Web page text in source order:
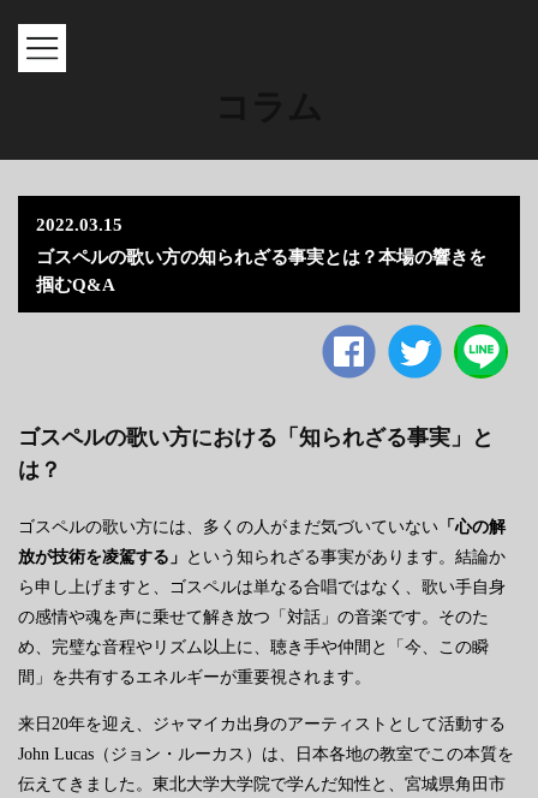
2022.03.15
ゴスペルの歌い方の知られざる事実とは？本場の響きを
掴むQ&A
ゴスペルの歌い方における「知られざる事実」と
は？
ゴスペルの歌い方には、多くの人がまだ気づいていない 「心の解
放が技術を凌駕する」 という知られざる事実があります。結論か
ら申し上げますと、ゴスペルは単なる合唱ではなく、歌い手自身
の感情や魂を声に乗せて解き放つ「対話」の音楽です。そのた
め、完璧な音程やリズム以上に、聴き手や仲間と「今、この瞬
間」を共有するエネルギーが重要視されます。
来日20年を迎え、ジャマイカ出身のアーティストとして活動する
John Lucas（ジョン・ルーカス）は、日本各地の教室でこの本質を
伝えてきました。東北大学大学院で学んだ知性と、宮城県角田市